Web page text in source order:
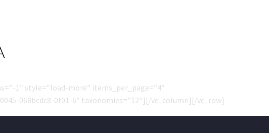
1″ style=”load-more” items_per_page=”4″
068bcdc8-0f01-6″ taxonomies=”12″][/vc_column][/vc_row]